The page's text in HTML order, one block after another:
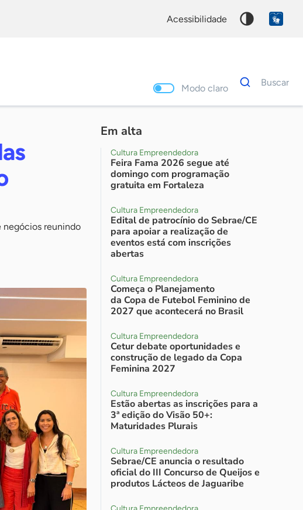
acessibilidade
Modo claro
Dados
para
Buscar
negócios reunindo
Em alta
Cultura Empreendedora
Feira Fama 2026 segue até
domingo com programação
gratuita em Fortaleza
Cultura Empreendedora
Edital de patrocínio do Sebrae/CE
para apoiar a realização de
eventos está com inscrições
abertas
Cultura Empreendedora
Começa o Planejamento
da Copa de Futebol Feminino de
2027 que acontecerá no Brasil
Cultura Empreendedora
Cetur debate oportunidades e
construção de legado da Copa
Feminina 2027
Cultura Empreendedora
Estão abertas as inscrições para a
3ª edição do Visão 50+:
Maturidades Plurais
Cultura Empreendedora
Sebrae/CE anuncia o resultado
oficial do III Concurso de Queijos e
produtos Lácteos de Jaguaribe